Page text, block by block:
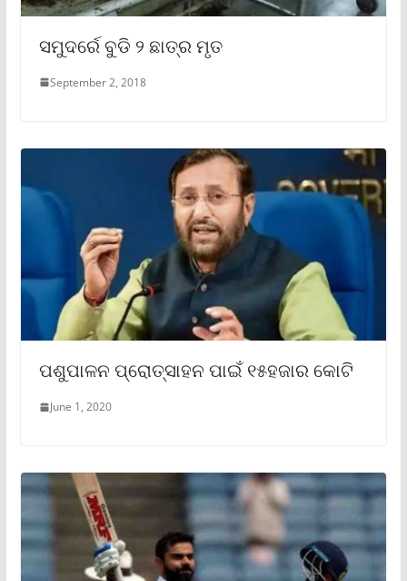
ସମୁଦର୍ରେ ବୁଡି ୨ ଛାତ୍ର ମୃତ
September 2, 2018
ପଶୁପାଳନ ପ୍ରୋତ୍ସାହନ ପାଇଁ ୧୫ହଜାର କୋଟି
June 1, 2020